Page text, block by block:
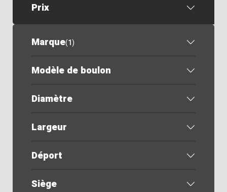
Prix
Marque(1)
Modèle de boulon
Diamètre
Largeur
Déport
Siège